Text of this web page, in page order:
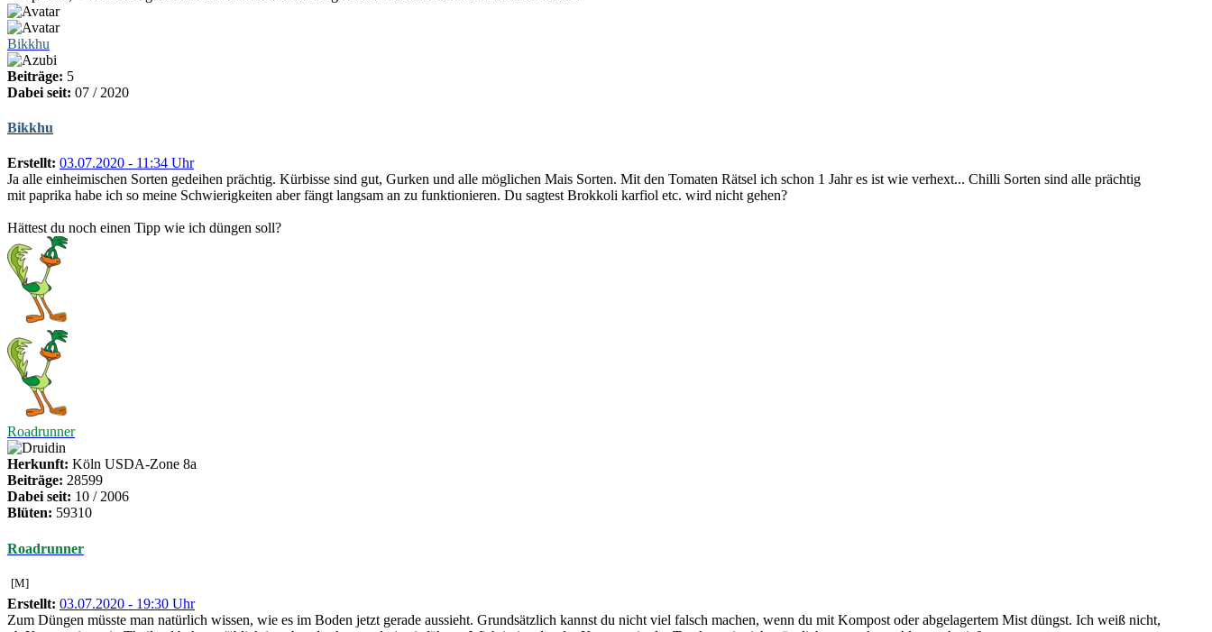
Bikkhu
Beiträge: 5
Dabei seit: 07 / 2020
Bikkhu
Erstellt: 03.07.2020 - 11:34 Uhr
Ja alle einheimischen Sorten gedeihen prächtig. Kürbisse sind gut, Gurken und alle möglichen Mais Sorten. Mit den Tomaten Rätsel ich schon 1 Jahr es ist wie verhext... Chilli Sorten sind alle prächtig
mit paprika habe ich so meine Schwierigkeiten aber fängt langsam an zu funktionieren. Du sagtest Brokkoli karfiol etc. wird nicht gehen?
Hättest du noch einen Tipp wie ich düngen soll?
Roadrunner
Herkunft: Köln USDA-Zone 8a
Beiträge: 28599
Dabei seit: 10 / 2006
Blüten: 59310
Roadrunner
[M]
Erstellt: 03.07.2020 - 19:30 Uhr
Zum Düngen müsste man natürlich wissen, wie es im Boden jetzt gerade aussieht. Grundsätzlich kannst du nicht viel falsch machen, wenn du mit Kompost oder abgelagertem Mist düngst. Ich weiß nicht,